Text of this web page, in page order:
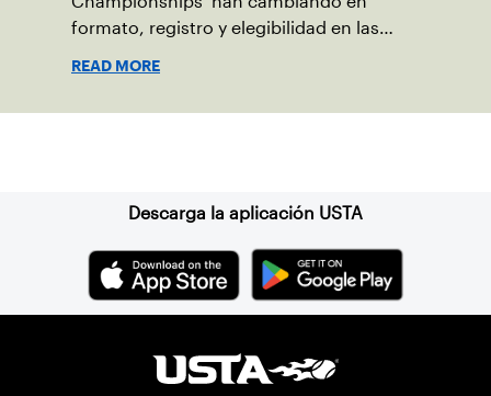
formato, registro y elegibilidad en las
READ MORE
Descarga la aplicación USTA